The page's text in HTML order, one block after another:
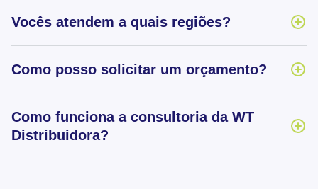
Vocês atendem a quais regiões?
Como posso solicitar um orçamento?
Como funciona a consultoria da WT
Distribuidora?